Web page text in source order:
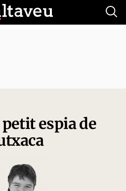
espia de